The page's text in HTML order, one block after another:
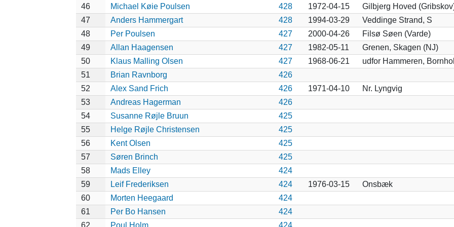
46 Michael Køie Poulsen 428 1972-04-15
Gilbjerg Hoved
47
Anders Hammergart 428 1994-03-29
Veddinge Strand, S
48
Per Poulsen 427 2000-04-26
Filsø Søen (Varde)
49
Allan Haagensen 427 1982-05-11
Grenen, Skagen (NJ)
50
Klaus Malling Olsen 427 1968-06-21
udfor Hammeren,
51
Brian Ravnborg
426
52
Alex Sand Frich 426 1971-04-10
Nr. Lyngvig
53
Andreas Hagerman
426
54
Susanne Røjle Bruun
425
55
Helge Røjle Christensen
425
56
Kent Olsen
425
57
Søren Brinch
425
58
Mads Elley
424
59
Leif Frederiksen 424 1976-03-15
Onsbæk
60
Morten Heegaard
424
61
Per Bo Hansen
424
62
Poul Holm 424